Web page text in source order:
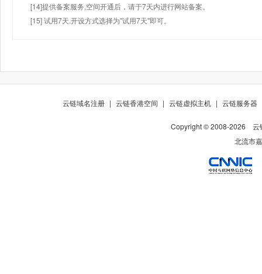
[14]提供备案服务,空间开通后，请于7天内进行网站备案。
[15] 试用7天.开设方式选择为"试用7天"即可。
云链域名注册 | 云链香港空间 | 云链虚拟主机 | 云链服务器
Copyright © 2008-2026
云
北流市